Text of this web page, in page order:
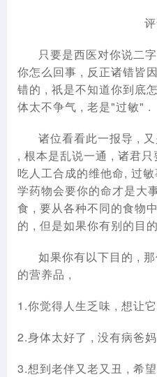
只要是西医对你说二字
你怎么回事 , 反正诸错皆
错的 , 祇是不知道你到底
体太不争气 , 老是"过敏" .
诸位看看此一报导 , 又
, 根本是乱说一通 , 诸君
吃人工合成的维他命, 过
学药物会要你的命才是大
食 , 要从各种不同的食物
的 , 但是如果你有别的目
如果你有以下目的 , 那
的营养品 ,
1.你觉得人生乏味 , 想让
2.身体太好了 , 没有病爸
3.想到老伴又老又丑 , 希